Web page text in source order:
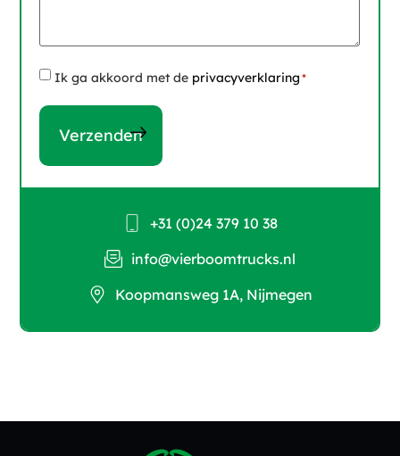
Instemming
Ik ga akkoord met de privacyverklaring*
+31 (0)24 379 10 38
info@vierboomtrucks.nl
Koopmansweg 1A, Nijmegen